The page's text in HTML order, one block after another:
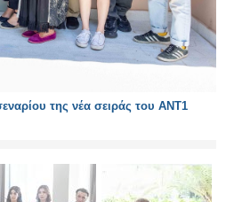
της νέα σειράς του ΑΝΤ1